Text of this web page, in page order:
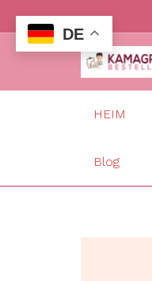
Inhalt
HEIM
Blog
DE